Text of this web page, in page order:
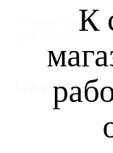
Мочалка Бантик
178 руб. /шт
К